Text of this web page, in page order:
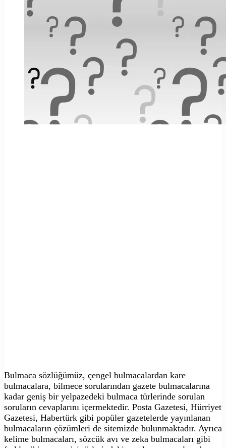
Bulmaca sözlüğümüz, çengel bulmacalardan kare
bulmacalara, bilmece sorularından gazete bulmacalarına
kadar geniş bir yelpazedeki bulmaca türlerinde sorulan
soruların cevaplarını içermektedir. Posta Gazetesi, Hürriyet
Gazetesi, Habertürk gibi popüler gazetelerde yayınlanan
bulmacaların çözümleri de sitemizde bulunmaktadır. Ayrıca
kelime bulmacaları, sözcük avı ve zeka bulmacaları gibi